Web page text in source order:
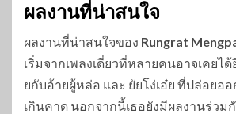
ผลงานที่น่าสนใจ
ผลงานที่น่าสนใจของ Rungrat
เริ่มจากเพลงเดี่ยวที่หลายคนอาจเคยไ
ยกับอ้ายผู้หล่อ และ ยัยโง่เอ๋ย ที่ปล่อยอ
เกินคาด นอกจากนี้เธอยังมีผลงานร่วม